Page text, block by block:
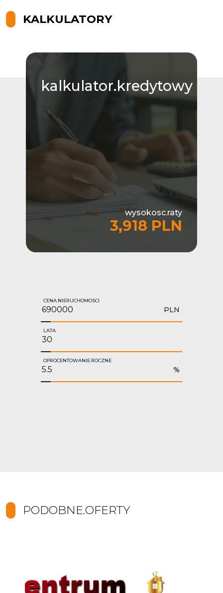
KALKULATORY
kalkulator.kredytowy
wysokosc.raty
3,918 PLN
CENA.NIERUCHOMOSCI
PLN
LATA
OPROCENTOWANIE.ROCZNE
%
PODOBNE.OFERTY